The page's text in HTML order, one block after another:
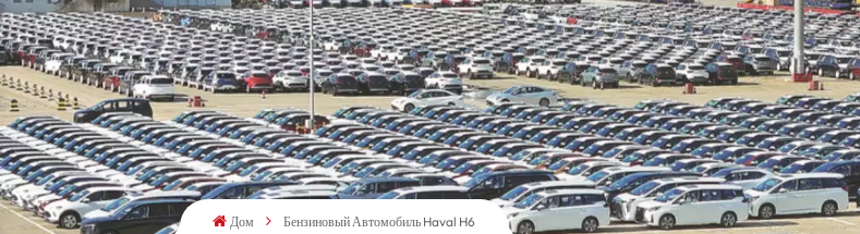
Дом Бензиновый Автомобиль Haval H6